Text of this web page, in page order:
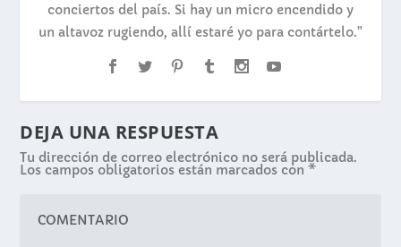
conciertos del país. Si hay un micro encendido y
un altavoz rugiendo, allí estaré yo para contártelo."
DEJA UNA RESPUESTA
Tu dirección de correo electrónico no será publicada.
Los campos obligatorios están marcados con*